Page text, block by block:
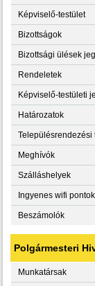
Képviselő-testület
Bizottságok
Bizottsági ülések
Rendeletek
Képviselő-testületi
Határozatok
Településrendezési
Meghívók
Szálláshelyek
Ingyenes wifi pontok
Beszámolók
Polgármesteri
Munkatársak